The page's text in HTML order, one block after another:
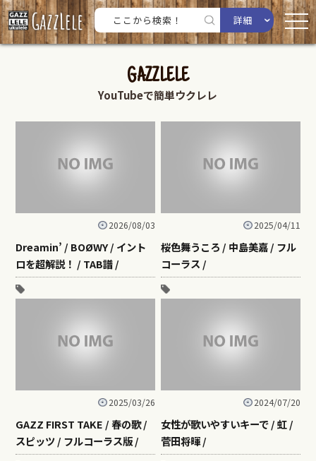
詳細
GAZZLELE
YouTubeで簡単ウクレレ
2026/08/03
Dreamin’ / BOØWY / イント
ロを超解説！ / TAB譜 /
2025/04/11
桜色舞うころ / 中島美嘉 / フル
コーラス /
2025/03/26
GAZZ FIRST TAKE / 春の歌 /
スピッツ / フルコーラス版 /
2024/07/20
女性が歌いやすいキーで / 虹 /
菅田将暉 /